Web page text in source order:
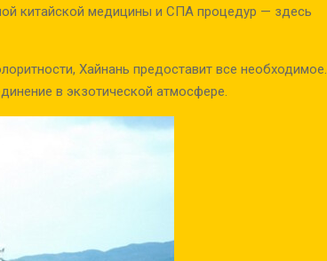
китайской медицины и СПА процедур — здесь
Хайнань предоставит все необходимое.
в экзотической атмосфере.